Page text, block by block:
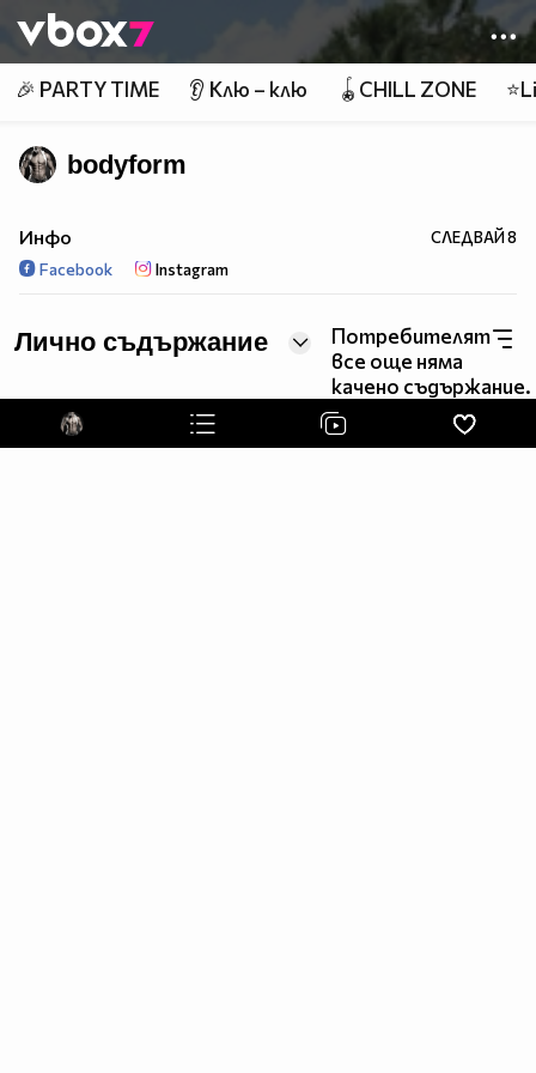
👾
🎉 PARTY TIME 👂 Клю – клю 🪀CHILL ZONE
bodyform
Инфо СЛЕДВАЙ8
Facebook Instagram
Лично съдържание
Потребителят
все още няма
качено съдържание.